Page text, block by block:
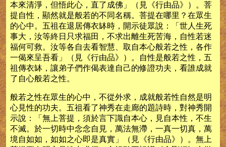
本來清淨，但悟此心，直了成佛」（見《行由品》）。菩
提自性，顯然就是般若的不同名稱。菩提在哪里？在眾生
的心中。五祖在退居傳衣缽時，開示徒眾說：「世人生死
事大，汝等終日只求福田，不求出離生死苦海，自性若迷
福何可救。汝等各自去看智慧、取自本心般若之性，各作
一偈來呈吾看」（見《行由品》）。自性是般若之性，五
祖傳衣缽，讓弟子們作偈表達自己的修證功夫，看誰成就
了自心般若之性。
般若之性在眾生的心中，不從外求，成就般若性自然是明
心見性的功夫。五祖看了神秀在走廊的題詩時，對神秀開
示說：「無上菩提，須於言下識自本心，見自本性，不生
不滅。於一切時中念念自見，萬法無滯，一真一切真，萬
境自如如，如如之心即是真實」（見《行由品》）。無上